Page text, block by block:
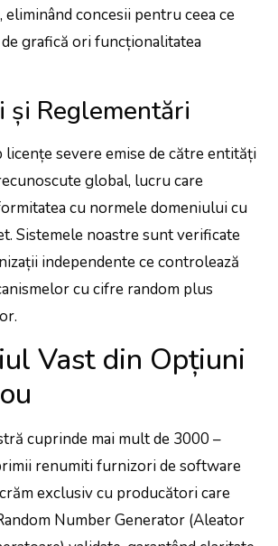
concesii pentru ceea ce
grafică ori funcționalitatea
și Reglementări
licențe severe emise de către entități
global, lucru care
cu normele domeniului cu
Sistemele noastre sunt verificate
independente ce controlează
cu cifre random plus
Vast din Opțiuni
cuprinde mai mult de 3000 –
renumiti furnizori de software
exclusiv cu producători care
Number Generator (Aleator